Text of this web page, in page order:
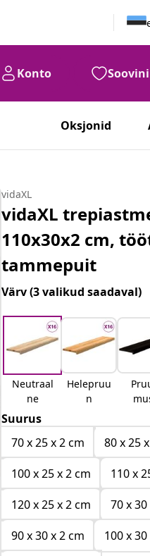
Konto
Oksjonid
vidaXL
vidaXL
110x30x2 cm,
tammepuit
Värv(3 valikud saadaval)
Neutraal
ne
Helepruu
n
Suurus
70 x 25 x 2 cm
80 x 25
100 x 25 x 2 cm
110 x
120 x 25 x 2 cm
70 x
90 x 30 x 2 cm
100 x